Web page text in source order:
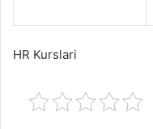
HR Kurslari